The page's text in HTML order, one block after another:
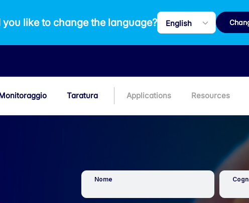
you like to change the language?
Taratura Applications Resources